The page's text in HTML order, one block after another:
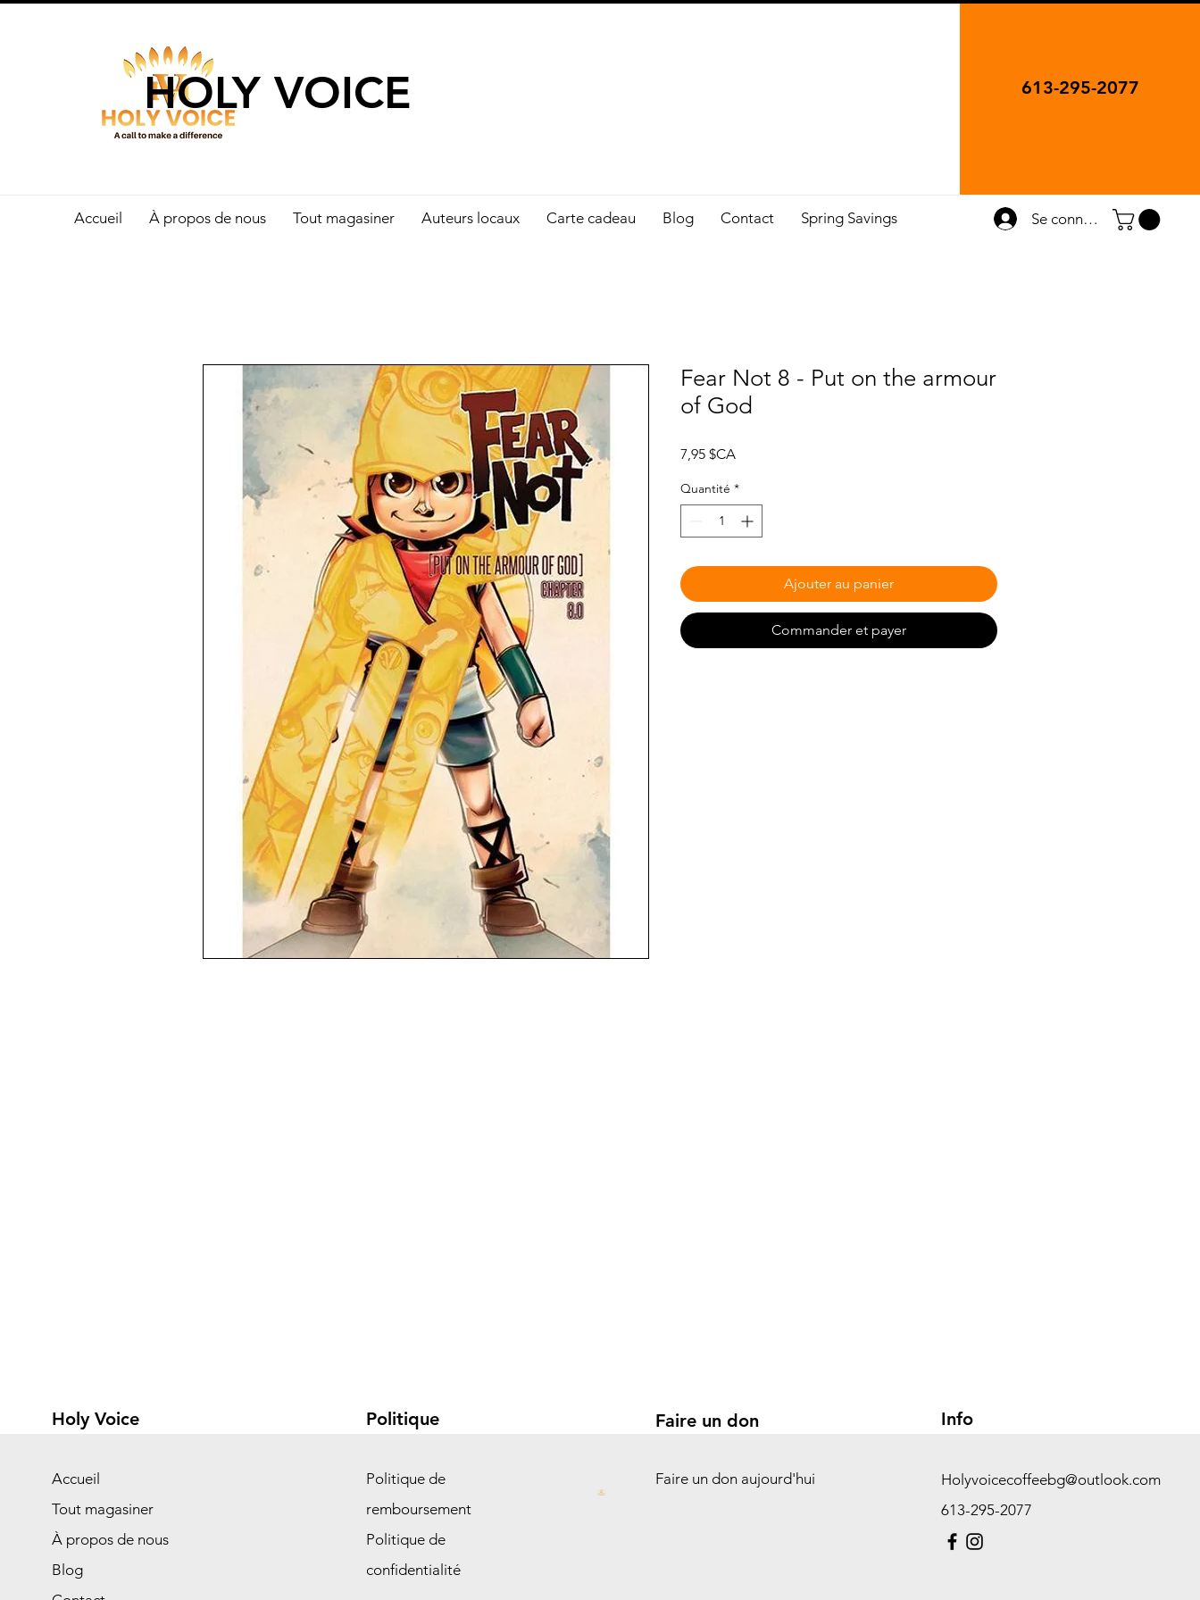
HOLY VOICE 613-295-2077
Accueil À propos de nous Tout magasiner Auteurs locaux Carte cadeau Blog Contact Spring Savings Se connecter
Fear Not 8 - Put on the armour
of God
7,95 $CAPrix
Quantité *
Ajouter au panier
Commander et payer
Holy Voice
Accueil
Tout magasiner
À propos de nous
Blog
Politique
Politique de
remboursement
Politique de
confidentialité
Faire un don
Faire un don aujourd'hui
Info
Holyvoicecoffeebg@outlook.com
613-295-2077